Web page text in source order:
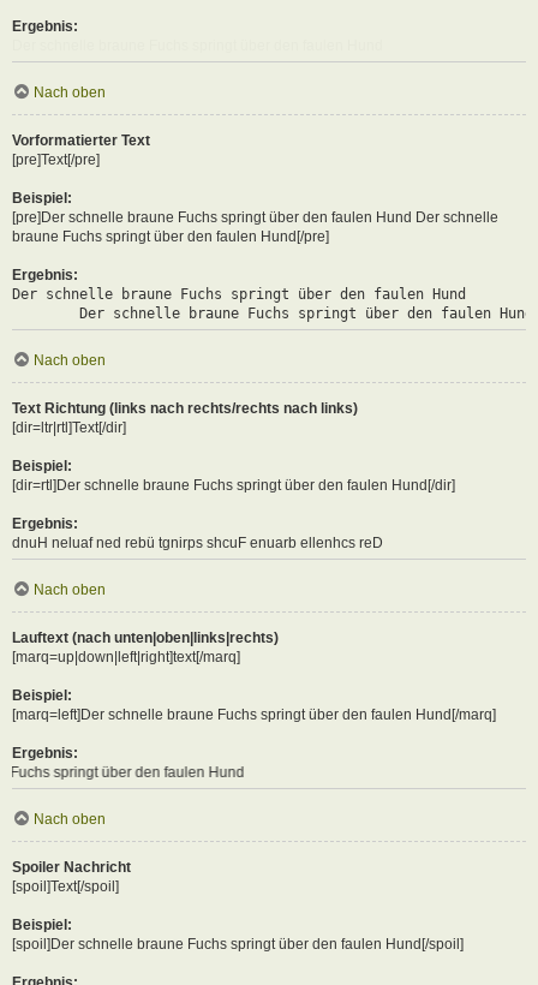
Ergebnis:
Nach oben
Vorformatierter Text
[pre]Text[/pre]
Beispiel:
[pre]Der schnelle braune Fuchs springt über den faulen Hund Der schnelle
braune Fuchs springt über den faulen Hund[/pre]
Ergebnis:
Der schnelle braune Fuchs springt über den faulen Hund
	Der schnelle braune Fuchs springt über den faulen Hund
Nach oben
Text Richtung (links nach rechts/rechts nach links)
[dir=ltr|rtl]Text[/dir]
Beispiel:
[dir=rtl]Der schnelle braune Fuchs springt über den faulen Hund[/dir]
Ergebnis:
Der schnelle braune Fuchs springt über den faulen Hund
Nach oben
Lauftext (nach unten|oben|links|rechts)
[marq=up|down|left|right]text[/marq]
Beispiel:
[marq=left]Der schnelle braune Fuchs springt über den faulen Hund[/marq]
Ergebnis:
über den faulen Hund
Nach oben
Spoiler Nachricht
[spoil]Text[/spoil]
Beispiel:
[spoil]Der schnelle braune Fuchs springt über den faulen Hund[/spoil]